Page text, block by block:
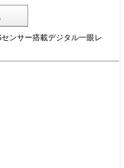
ンサー搭載デジタル一眼レ